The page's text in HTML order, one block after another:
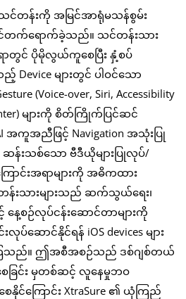
တန်းကို အမြင်အာရုံမသန်စွမ်း
ဝင်တက်ရောက်ခဲ့သည်။ သင်တန်းသား
ာတွင် ပိုမိုလွယ်ကူစေပြီး နှံ့စပ်
Device များတွင် ပါဝင်သော
(Voice-over, Siri, Accessibility
များကို စိတ်ကြိုက်ပြင်ဆင်
အကူအညီဖြင့် Navigation အသုံးပြု
ဆန်းသစ်သော ဗီဒီယိုများပြုလုပ်/
ာင်းအရာများကို အဓိကထား
န်းသားများသည် ဆက်သွယ်ရေး၊
ေ့စဉ်လုပ်ငန်းဆောင်တာများကို
ောင်နိုင်ရန် iOS devices များ
သည်။ ဤအစီအစဉ်သည် ဒစ်ဂျစ်တယ်
ြင်း မှတစ်ဆင့် လူနေမှုဘဝ
ကြောင်း XtraSure ၏ ယုံကြည်